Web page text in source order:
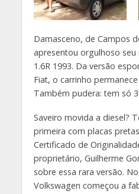
Damasceno, de Campos
apresentou orgulhoso
1.6R 1993. Da versão
Fiat, o carrinho
Também pudera: tem só
Saveiro movida a diesel?
primeira com placas
Certificado de
proprietário, Guilherme
sobre essa rara versão.
Volkswagen começou a